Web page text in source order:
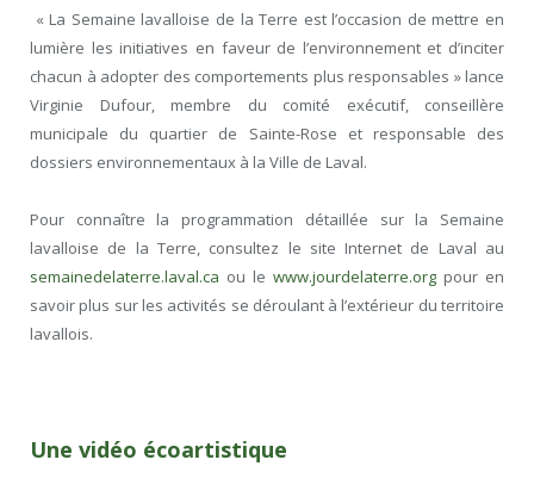
« La Semaine lavalloise de la Terre est l’occasion de mettre en
lumière les initiatives en faveur de l’environnement et d’inciter
chacun à adopter des comportements plus responsables » lance
Virginie Dufour, membre du comité exécutif, conseillère
municipale du quartier de Sainte-Rose et responsable des
dossiers environnementaux à la Ville de Laval.
Pour connaître la programmation détaillée sur la Semaine
lavalloise de la Terre, consultez le site Internet de Laval au
semainedelaterre.laval.ca ou le www.jourdelaterre.org pour en
savoir plus sur les activités se déroulant à l’extérieur du territoire
lavallois.
Une vidéo écoartistique